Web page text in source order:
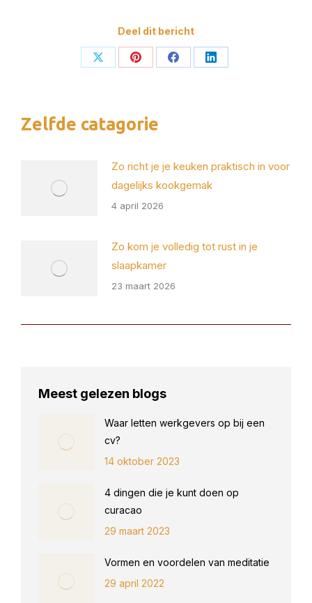
Deel dit bericht
Deel
Deel
Deel
Deel
Zelfde catagorie
Zo richt je je keuken praktisch in voor
dagelijks kookgemak
4 april 2026
Zo kom je volledig tot rust in je
slaapkamer
23 maart 2026
Meest gelezen blogs
Waar letten werkgevers op bij een
cv?
14 oktober 2023
4 dingen die je kunt doen op
curacao
29 maart 2023
Vormen en voordelen van meditatie
29 april 2022